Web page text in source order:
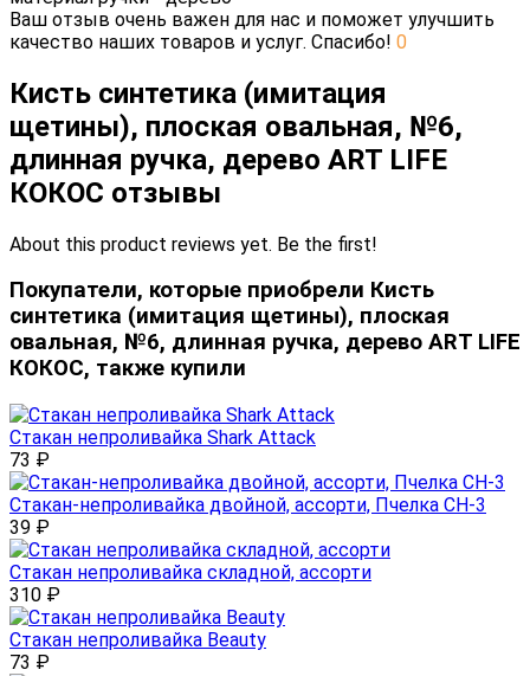
Ваш отзыв очень важен для нас и поможет улучшить
качество наших товаров и услуг. Спасибо! 0
Кисть синтетика (имитация
щетины), плоская овальная, №6,
длинная ручка, дерево ART LIFE
КОКОС отзывы
About this product reviews yet. Be the first!
Покупатели, которые приобрели Кисть
синтетика (имитация щетины), плоская
овальная, №6, длинная ручка, дерево ART LIFE
КОКОС, также купили
Стакан непроливайка Shark Attack
73 ₽
Стакан-непроливайка двойной, ассорти, Пчелка СН-3
39 ₽
Стакан непроливайка складной, ассорти
310 ₽
Стакан непроливайка Beauty
73 ₽